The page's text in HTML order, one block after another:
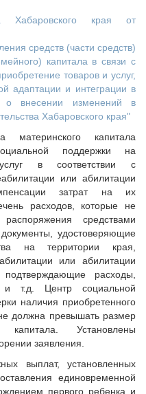
Хабаровского края от
средств (части средств)
капитала в связи с
товаров и услуг,
адаптации и интеграции в
о внесении изменений в
Хабаровского края"
материнского капитала
поддержки на
в соответствии с
или абилитации
затрат на их
расходов, которые не
средствами
удостоверяющие
на территории края,
или абилитации
расходы,
и т.д. Центр социальной
наличия приобретенного
должна превышать размер
капитала. Установлены
заявления.
выплат, установленных
единовременной
первого ребенка и